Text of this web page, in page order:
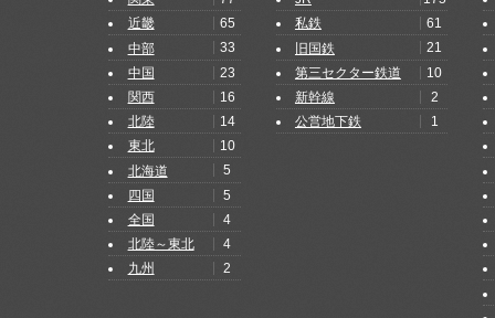
近畿
65
中部
33
中国
23
関西
16
北陸
14
東北
10
北海道
5
四国
5
全国
4
北陸～東北
4
九州
2
私鉄
61
旧国鉄
21
第三セクター鉄道
10
新幹線
2
公営地下鉄
1